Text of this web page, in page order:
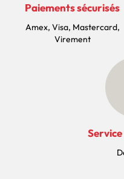
Paiements sécurisés
Amex, Visa, Mastercard,
Virement